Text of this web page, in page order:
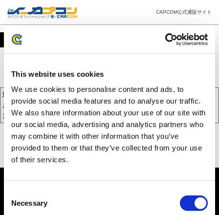
This website uses cookies
We use cookies to personalise content and ads, to
provide social media features and to analyse our traffic.
We also share information about your use of our site with
our social media, advertising and analytics partners who
may combine it with other information that you’ve
provided to them or that they’ve collected from your use
of their services.
Selection
Necessary
CAPCOM公式通販サイト
カート
現在、カートには商品が入っておりません。
お買い物を続けるには下の 「お買い物を続ける」 をクリックしてく
ださい。